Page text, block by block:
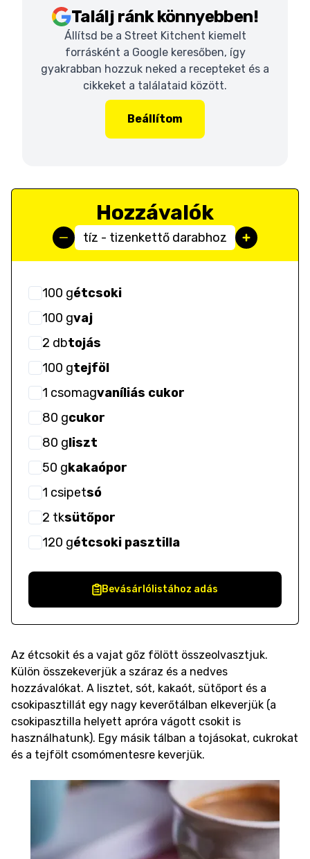
Találj ránk könnyebben!
Állítsd be a Street Kitchent kiemelt
forrásként a Google keresőben, így
gyakrabban hozzuk neked a recepteket és a
cikkeket a találataid között.
Beállítom
Hozzávalók
tíz - tizenkettő darabhoz
100 gétcsoki
100 gvaj
2 dbtojás
100 gtejföl
1 csomagvaníliás cukor
80 gcukor
80 gliszt
50 gkakaópor
1 csipetsó
2 tksütőpor
120 gétcsoki pasztilla
Bevásárlólistához adás
Az étcsokit és a vajat gőz fölött összeolvasztjuk.
Külön összekeverjük a száraz és a nedves
hozzávalókat. A lisztet, sót, kakaót, sütőport és a
csokipasztillát egy nagy keverőtálban elkeverjük (a
csokipasztilla helyett apróra vágott csokit is
használhatunk). Egy másik tálban a tojásokat, cukrokat
és a tejfölt csomómentesre keverjük.